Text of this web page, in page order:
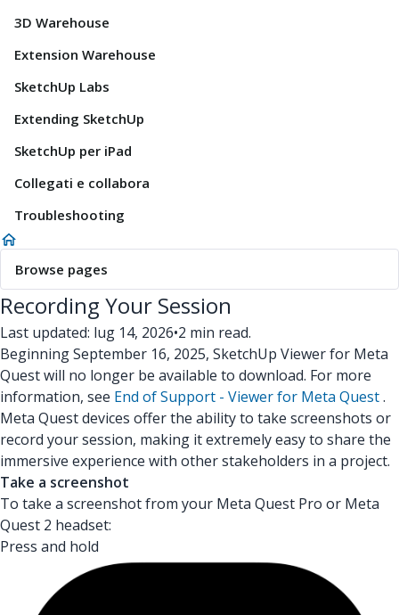
3D Warehouse
Extension Warehouse
SketchUp Labs
Extending SketchUp
SketchUp per iPad
Collegati e collabora
Troubleshooting
Browse pages
Recording Your Session
Last updated: lug 14, 2026•2 min read.
Beginning September 16, 2025, SketchUp Viewer for Meta
Quest will no longer be available to download. For more
information, see End of Support - Viewer for Meta Quest.
Meta Quest devices offer the ability to take screenshots or
record your session, making it extremely easy to share the
immersive experience with other stakeholders in a project.
Take a screenshot
To take a screenshot from your Meta Quest Pro or Meta
Quest 2 headset:
Press and hold